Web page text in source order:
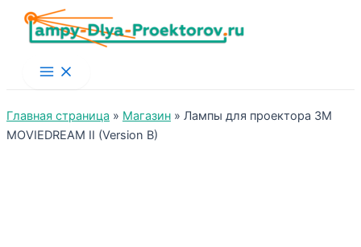
Main
Menu
Главная страница » Магазин » Лампы для проектора 3M
MOVIEDREAM II (Version B)